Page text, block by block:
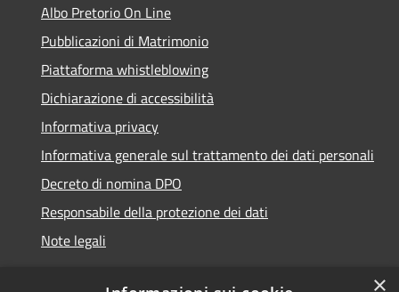
Albo Pretorio On Line
Pubblicazioni di Matrimonio
Piattaforma whistleblowing
Dichiarazione di accessibilità
Informativa privacy
Informativa generale sul trattamento dei dati personali
Decreto di nomina DPO
Responsabile della protezione dei dati
Note legali
×